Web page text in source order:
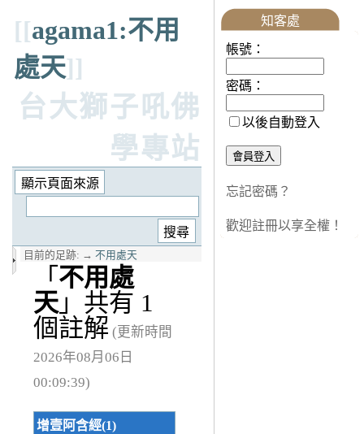
[[agama1:不用
處天]]
台大獅子吼佛
學專站
目前的足跡: → 不用處天
「 不用處
天 」共有 1
個註解 (更新時間
2026年08月06日
00:09:39)
增壹阿含經(1)
知客處
帳號：
密碼：
以後自動登入
忘記密碼？
歡迎註冊以享全權！